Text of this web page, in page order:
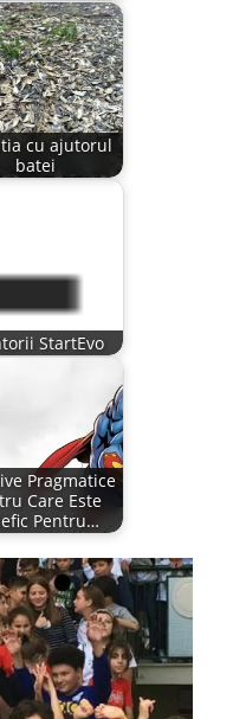
cu ajutorul
batei
StartEvo
Pragmatice
Care Este
Pentru…